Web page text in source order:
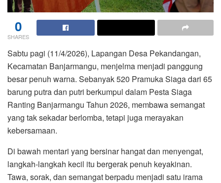
0
SHARES
Sabtu pagi (11/4/2026), Lapangan Desa Pekandangan,
Kecamatan Banjarmangu, menjelma menjadi panggung
besar penuh warna. Sebanyak 520 Pramuka Siaga dari 65
barung putra dan putri berkumpul dalam Pesta Siaga
Ranting Banjarmangu Tahun 2026, membawa semangat
yang tak sekadar berlomba, tetapi juga merayakan
kebersamaan.
Di bawah mentari yang bersinar hangat dan menyengat,
langkah-langkah kecil itu bergerak penuh keyakinan.
Tawa, sorak, dan semangat berpadu menjadi satu irama